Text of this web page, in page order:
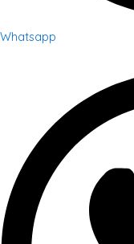
Whatsapp